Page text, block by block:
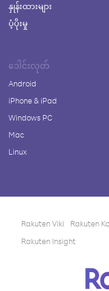
နှုန်းထားများ
ပံ့ပိုးမှု
ဒေါင်းလုတ်
Android
iPhone & iPad
Windows PC
Mac
Linux
Rakuten Viki Rakuten
Rakuten Insight